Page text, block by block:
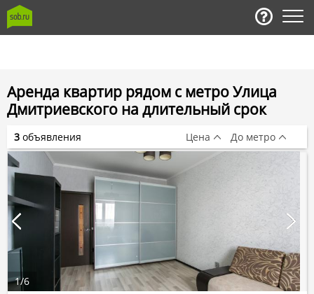
Аренда квартир рядом с метро Улица
Дмитриевского на длительный срок
1/6
3 объявления Цена До метро